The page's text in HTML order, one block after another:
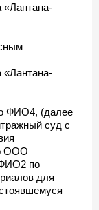
«Лантана-
«Лантана-
ФИО4, (далее
суд с
ООО
по
для